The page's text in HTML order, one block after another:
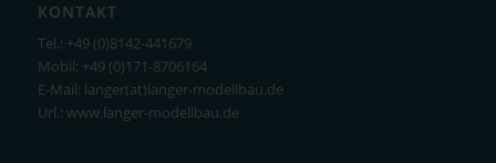
KONTAKT
Tel.: +49 (0)8142-441679
Mobil: +49 (0)171-8706164
E-Mail: langer(at)langer-modellbau.de
Url.: www.langer-modellbau.de